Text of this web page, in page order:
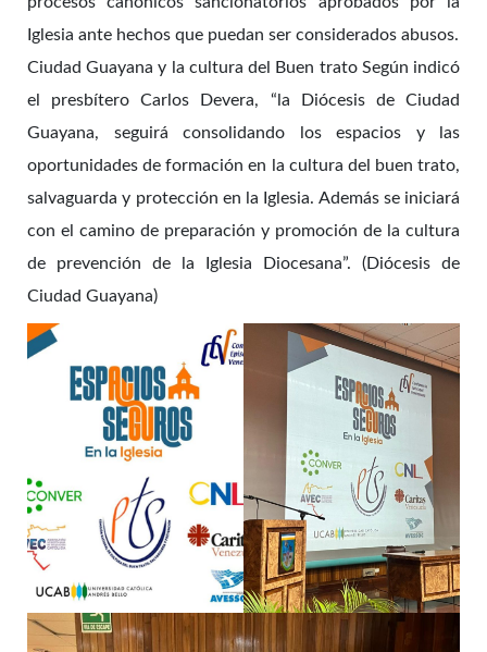
Iglesia ante hechos que puedan ser considerados abusos.
Ciudad Guayana y la cultura del Buen trato Según indicó
el presbítero Carlos Devera, “la Diócesis de Ciudad
Guayana, seguirá consolidando los espacios y las
oportunidades de formación en la cultura del buen trato,
salvaguarda y protección en la Iglesia. Además se iniciará
con el camino de preparación y promoción de la cultura
de prevención de la Iglesia Diocesana”. (Diócesis de
Ciudad Guayana)